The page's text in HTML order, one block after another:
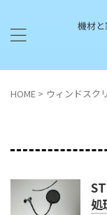
機材
HOME > ウィンドスク
処